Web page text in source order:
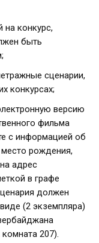
на конкурс,
быть
сценарии,
конкурсах;
версию
фильма
с информацией об
рождения,
адрес
в графе
должен
(2 экземпляра)
207).